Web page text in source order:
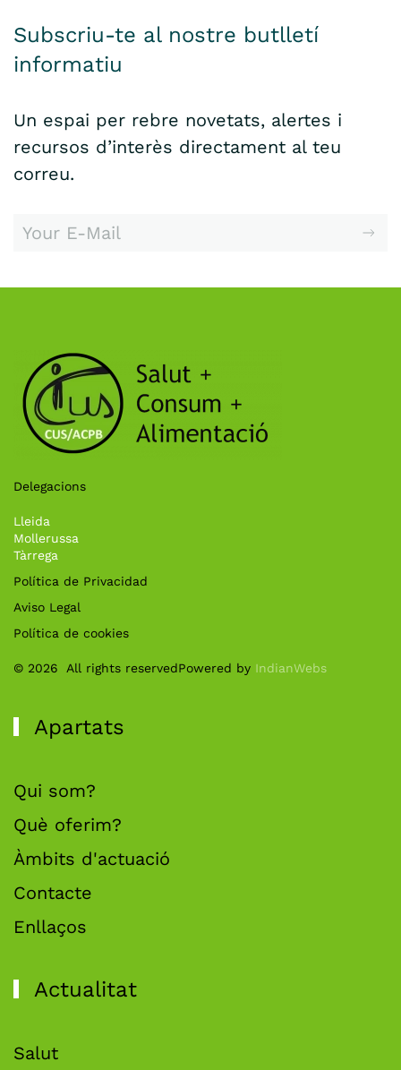
Subscriu-te al nostre butlletí
informatiu
Un espai per rebre novetats, alertes i
recursos d’interès directament al teu
correu.
Delegacions
Lleida
Mollerussa
Tàrrega
Política de Privacidad
Aviso Legal
Política de cookies
© 2026 All rights reservedPowered by IndianWebs
Apartats
Qui som?
Què oferim?
Àmbits d'actuació
Contacte
Enllaços
Actualitat
Salut